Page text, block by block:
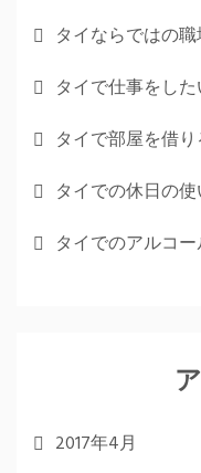
タイならではの
タイで仕事をし
タイで部屋を借り
タイでの休日の
タイでのアルコ
2017年4月